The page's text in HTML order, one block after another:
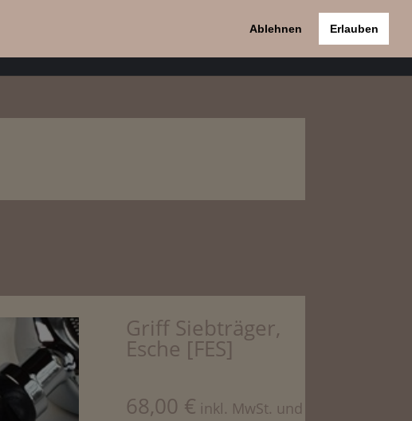
Griff Siebträger,
Esche [FES]
68,00 € inkl. MwSt. und
Ablehnen Erlauben